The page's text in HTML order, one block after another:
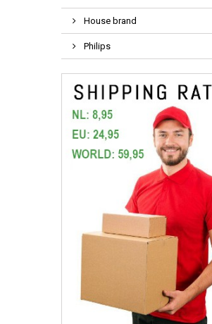
House brand
Philips